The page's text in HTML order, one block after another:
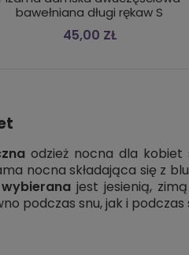
bawełniana długi rękaw S
45,00 ZŁ
odzież nocna dla kobiet
nocna składająca się z
jest jesienią,
podczas snu, jak i